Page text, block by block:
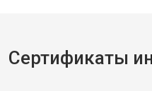
Сертификаты